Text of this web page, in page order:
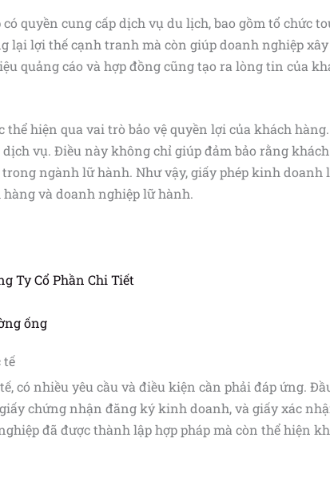
quyền cung cấp dịch vụ du lịch, bao gồm tổ chức
lợi thế cạnh tranh mà còn giúp doanh nghiệp
quảng cáo và hợp đồng cũng tạo ra lòng tin của
hiện qua vai trò bảo vệ quyền lợi của khách
vụ. Điều này không chỉ giúp đảm bảo rằng
ngành lữ hành. Như vậy, giấy phép kinh doanh
và doanh nghiệp lữ hành.
Ty Cổ Phần Chi Tiết
ống
tế
có nhiều yêu cầu và điều kiện cần phải đáp ứng.
chứng nhận đăng ký kinh doanh, và giấy xác
đã được thành lập hợp pháp mà còn thể hiện